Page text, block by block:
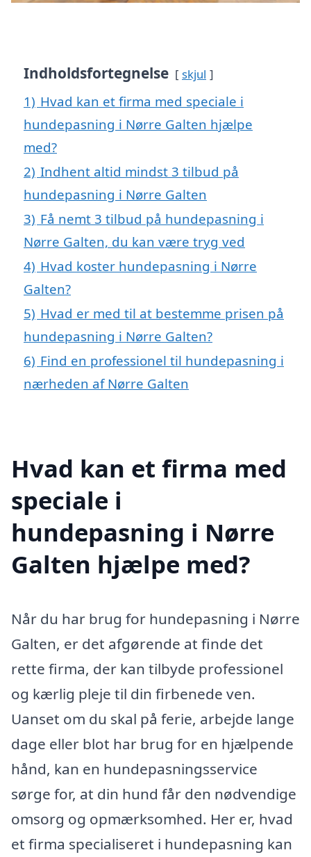
Indholdsfortegnelse skjul
1) Hvad kan et firma med speciale i
hundepasning i Nørre Galten hjælpe
med?
2) Indhent altid mindst 3 tilbud på
hundepasning i Nørre Galten
3) Få nemt 3 tilbud på hundepasning i
Nørre Galten, du kan være tryg ved
4) Hvad koster hundepasning i Nørre
Galten?
5) Hvad er med til at bestemme prisen på
hundepasning i Nørre Galten?
6) Find en professionel til hundepasning i
nærheden af Nørre Galten
Hvad kan et firma med
speciale i
hundepasning i Nørre
Galten hjælpe med?
Når du har brug for hundepasning i Nørre
Galten, er det afgørende at finde det
rette firma, der kan tilbyde professionel
og kærlig pleje til din firbenede ven.
Uanset om du skal på ferie, arbejde lange
dage eller blot har brug for en hjælpende
hånd, kan en hundepasningsservice
sørge for, at din hund får den nødvendige
omsorg og opmærksomhed. Her er, hvad
et firma specialiseret i hundepasning kan